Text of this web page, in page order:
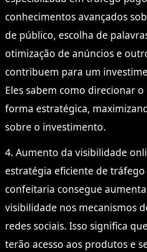
conhecimentos avançados
de público, escolha de
otimização de anúncios e
contribuem para um
Eles sabem como direcionar
forma estratégica,
sobre o investimento.
4. Aumento da visibilidade
estratégia eficiente de tráfego
confeitaria consegue
visibilidade nos mecanismos
redes sociais. Isso significa
terão acesso aos produtos e